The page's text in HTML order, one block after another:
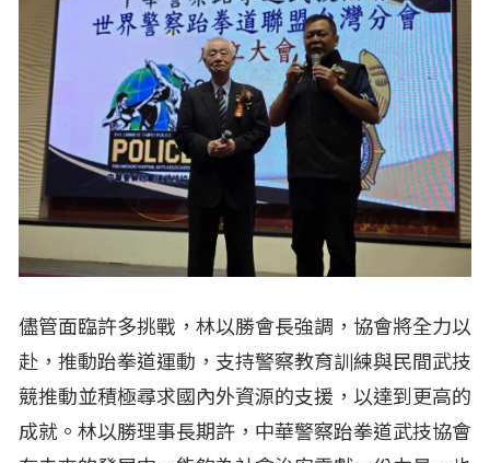
儘管面臨許多挑戰，林以勝會長強調，協會將全力以
赴，推動跆拳道運動，支持警察教育訓練與民間武技
競推動並積極尋求國內外資源的支援，以達到更高的
成就。林以勝理事長期許，中華警察跆拳道武技協會